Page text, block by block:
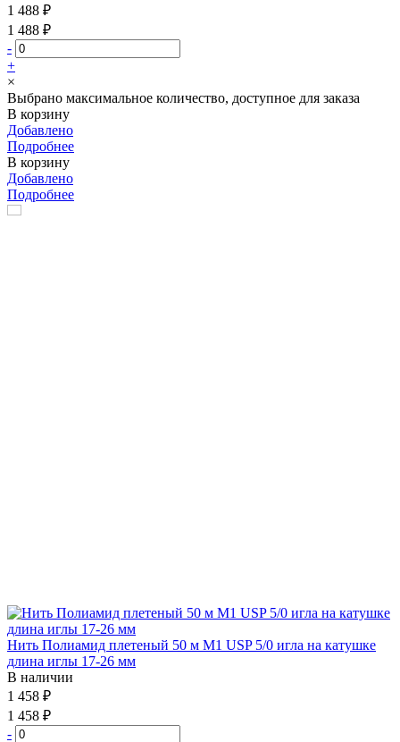
1 488 ₽
1 488 ₽
-
+
×
Выбрано максимальное количество, доступное для заказа
В корзину
Добавлено
Подробнее
В корзину
Добавлено
Подробнее
Нить Полиамид плетеный 50 м М1 USP 5/0 игла на катушке
длина иглы 17-26 мм
В наличии
1 458 ₽
1 458 ₽
-